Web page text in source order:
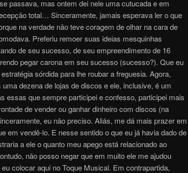
passava, mas ontem dei nele uma cutucada e em
total… Sinceramente, jamais esperava ler o que
na verdade não teve coragem de olhar na cara de
Preferiu remoer suas ideias mesquinhas
de seu sucesso, de seu empreendimento de 16
pegar carona em seu sucesso (sucesso?). Que eu
sórdida para lhe roubar a freguesia. Agora,
dezena de lojas de discos e ele, inclusive, é um
essas que sempre participei e confesso, participei mais
de vender ou ganhar dinheiro com discos (na
eu não preciso. Aliás, me dá mais prazer em
em vendê-lo. E nesse sentido o que eu já havia dado de
a ele o quanto meu apego está relacionado ao
não posso negar que em muito ele me ajudou
colocar aqui no Toque Musical. Em contrapartida,